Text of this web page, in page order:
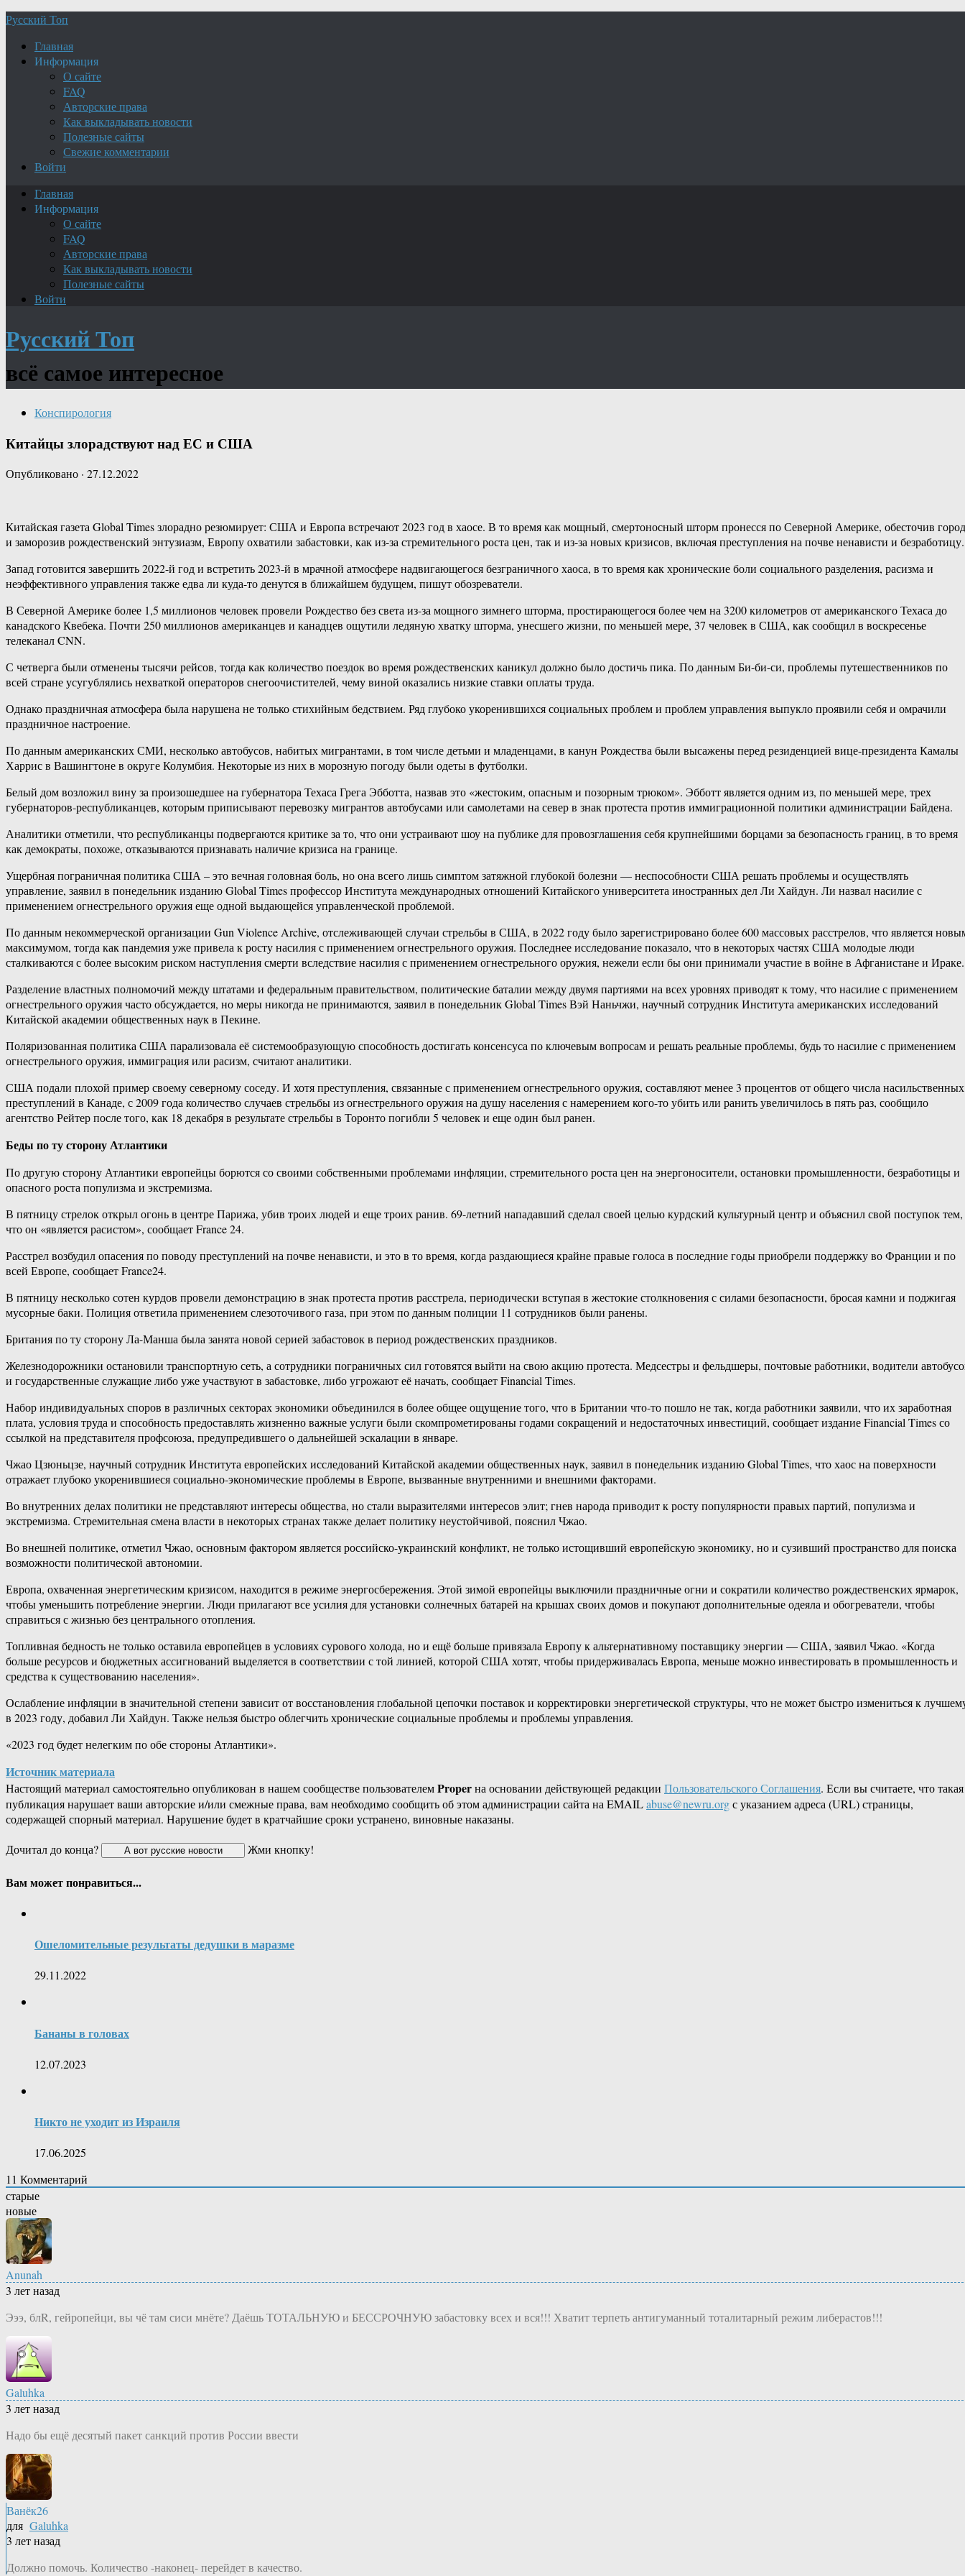
Русский Топ
Главная
Информация
О сайте
FAQ
Авторские права
Как выкладывать новости
Полезные сайты
Свежие комментарии
Войти
Главная
Информация
О сайте
FAQ
Авторские права
Как выкладывать новости
Полезные сайты
Войти
Русский Топ
всё самое интересное
Конспирология
Китайцы злорадствуют над ЕС и США
Опубликовано · 27.12.2022
Китайская газета Global Times злорадно резюмирует: США и Европа встречают 2023 год в хаосе. В то время как мощный, смертоносный шторм пронесся по Северной Америке, обесточив
и заморозив рождественский энтузиазм, Европу охватили забастовки, как из-за стремительного роста цен, так и из-за новых кризисов, включая преступления на почве ненависти и безработицу.
Запад готовится завершить 2022-й год и встретить 2023-й в мрачной атмосфере надвигающегося безграничного хаоса, в то время как хронические боли социального разделения, расизма и
неэффективного управления также едва ли куда-​то денутся в ближайшем будущем, пишут обозреватели.
В Северной Америке более 1,5 миллионов человек провели Рождество без света из-за мощного зимнего шторма, простирающегося более чем на 3200 километров от американского Техаса до
канадского Квебека. Почти 250 миллионов американцев и канадцев ощутили ледяную хватку шторма, унесшего жизни, по меньшей мере, 37 человек в США, как сообщил в воскресенье
телеканал CNN.
С четверга были отменены тысячи рейсов, тогда как количество поездок во время рождественских каникул должно было достичь пика. По данным Би-​би-си, проблемы путешественников по
всей стране усугублялись нехваткой операторов снегоочистителей, чему виной оказались низкие ставки оплаты труда.
Однако праздничная атмосфера была нарушена не только стихийным бедствием. Ряд глубоко укоренившихся социальных проблем и проблем управления выпукло проявили себя и омрачили
праздничное настроение.
По данным американских СМИ, несколько автобусов, набитых мигрантами, в том числе детьми и младенцами, в канун Рождества были высажены перед резиденцией вице-​президента Камалы
Харрис в Вашингтоне в округе Колумбия. Некоторые из них в морозную погоду были одеты в футболки.
Белый дом возложил вину за произошедшее на губернатора Техаса Грега Эбботта, назвав это «жестоким, опасным и позорным трюком». Эбботт является одним из, по меньшей мере, трех
губернаторов-​республиканцев, которым приписывают перевозку мигрантов автобусами или самолетами на север в знак протеста против иммиграционной политики администрации Байдена.
Аналитики отметили, что республиканцы подвергаются критике за то, что они устраивают шоу на публике для провозглашения себя крупнейшими борцами за безопасность границ, в то время
как демократы, похоже, отказываются признавать наличие кризиса на границе.
Ущербная пограничная политика США – это вечная головная боль, но она всего лишь симптом затяжной глубокой болезни — неспособности США решать проблемы и осуществлять
управление, заявил в понедельник изданию Global Times профессор Института международных отношений Китайского университета иностранных дел Ли Хайдун. Ли назвал насилие с
применением огнестрельного оружия еще одной выдающейся управленческой проблемой.
По данным некоммерческой организации Gun Violence Archive, отслеживающей случаи стрельбы в США, в 2022 году было зарегистрировано более 600 массовых расстрелов, что является
максимумом, тогда как пандемия уже привела к росту насилия с применением огнестрельного оружия. Последнее исследование показало, что в некоторых частях США молодые люди
сталкиваются с более высоким риском наступления смерти вследствие насилия с применением огнестрельного оружия, нежели если бы они принимали участие в войне в Афганистане и Ираке.
Разделение властных полномочий между штатами и федеральным правительством, политические баталии между двумя партиями на всех уровнях приводят к тому, что насилие с применением
огнестрельного оружия часто обсуждается, но меры никогда не принимаются, заявил в понедельник Global Times Вэй Наньчжи, научный сотрудник Института американских исследований
Китайской академии общественных наук в Пекине.
Поляризованная политика США парализовала её системообразующую способность достигать консенсуса по ключевым вопросам и решать реальные проблемы, будь то насилие с применением
огнестрельного оружия, иммиграция или расизм, считают аналитики.
США подали плохой пример своему северному соседу. И хотя преступления, связанные с применением огнестрельного оружия, составляют менее 3 процентов от общего числа насильственных
преступлений в Канаде, с 2009 года количество случаев стрельбы из огнестрельного оружия на душу населения с намерением кого-​то убить или ранить увеличилось в пять раз, сообщило
агентство Рейтер после того, как 18 декабря в результате стрельбы в Торонто погибли 5 человек и еще один был ранен.
Беды по ту сторону Атлантики
По другую сторону Атлантики европейцы борются со своими собственными проблемами инфляции, стремительного роста цен на энергоносители, остановки промышленности, безработицы и
опасного роста популизма и экстремизма.
В пятницу стрелок открыл огонь в центре Парижа, убив троих людей и еще троих ранив. 69-​летний нападавший сделал своей целью курдский культурный центр и объяснил свой поступок тем,
что он «является расистом», сообщает France 24.
Расстрел возбудил опасения по поводу преступлений на почве ненависти, и это в то время, когда раздающиеся крайне правые голоса в последние годы приобрели поддержку во Франции и по
всей Европе, сообщает France24.
В пятницу несколько сотен курдов провели демонстрацию в знак протеста против расстрела, периодически вступая в жестокие столкновения с силами безопасности, бросая камни и поджигая
мусорные баки. Полиция ответила применением слезоточивого газа, при этом по данным полиции 11 сотрудников были ранены.
Британия по ту сторону Ла-​Манша была занята новой серией забастовок в период рождественских праздников.
Железнодорожники остановили транспортную сеть, а сотрудники пограничных сил готовятся выйти на свою акцию протеста. Медсестры и фельдшеры, почтовые работники, водители
и государственные служащие либо уже участвуют в забастовке, либо угрожают её начать, сообщает Financial Times.
Набор индивидуальных споров в различных секторах экономики объединился в более общее ощущение того, что в Британии что-​то пошло не так, когда работники заявили, что их заработная
плата, условия труда и способность предоставлять жизненно важные услуги были скомпрометированы годами сокращений и недостаточных инвестиций, сообщает издание Financial Times со
ссылкой на представителя профсоюза, предупредившего о дальнейшей эскалации в январе.
Чжао Цзюньцзе, научный сотрудник Института европейских исследований Китайской академии общественных наук, заявил в понедельник изданию Global Times, что хаос на поверхности
отражает глубоко укоренившиеся социально-​экономические проблемы в Европе, вызванные внутренними и внешними факторами.
Во внутренних делах политики не представляют интересы общества, но стали выразителями интересов элит; гнев народа приводит к росту популярности правых партий, популизма и
экстремизма. Стремительная смена власти в некоторых странах также делает политику неустойчивой, пояснил Чжао.
Во внешней политике, отметил Чжао, основным фактором является российско-​украинский конфликт, не только истощивший европейскую экономику, но и сузивший пространство для поиска
возможности политической автономии.
Европа, охваченная энергетическим кризисом, находится в режиме энергосбережения. Этой зимой европейцы выключили праздничные огни и сократили количество рождественских ярмарок,
чтобы уменьшить потребление энергии. Люди прилагают все усилия для установки солнечных батарей на крышах своих домов и покупают дополнительные одеяла и обогреватели, чтобы
справиться с жизнью без центрального отопления.
Топливная бедность не только оставила европейцев в условиях сурового холода, но и ещё больше привязала Европу к альтернативному поставщику энергии — США, заявил Чжао. «Когда
больше ресурсов и бюджетных ассигнований выделяется в соответствии с той линией, которой США хотят, чтобы придерживалась Европа, меньше можно инвестировать в промышленность и
средства к существованию населения».
Ослабление инфляции в значительной степени зависит от восстановления глобальной цепочки поставок и корректировки энергетической структуры, что не может быстро измениться к
в 2023 году, добавил Ли Хайдун. Также нельзя быстро облегчить хронические социальные проблемы и проблемы управления.
«2023 год будет нелегким по обе стороны Атлантики».
Источник материала
Настоящий материал самостоятельно опубликован в нашем сообществе пользователемProperна основании действующей редакции Пользовательского Соглашения. Если вы считаете, что такая
публикация нарушает ваши авторские и/или смежные права, вам необходимо сообщить об этом администрации сайта на EMAILabuse@newru.orgс указанием адреса (URL) страницы,
содержащей спорный материал. Нарушение будет в кратчайшие сроки устранено, виновные наказаны.
Дочитал до конца?
Жми кнопку!
Вам может понравиться...
Ошеломительные результаты дедушки в маразме
29.11.2022
Бананы в головах
12.07.2023
Никто не уходит из Израиля
17.06.2025
11 Комментарий
старые
новые
Anunah
3 лет назад
Эээ, блR, гейропейци, вы чё там сиси мнёте? Даёшь ТОТАЛЬНУЮ и БЕССРОЧНУЮ забастовку всех и вся!!! Хватит терпеть антигуманный тоталитарный режим либерастов!!!
Galuhka
3 лет назад
Надо бы ещё десятый пакет санкций против России ввести
Ванёк26
для Galuhka
3 лет назад
Должно помочь. Количество -наконец- перейдет в качество.